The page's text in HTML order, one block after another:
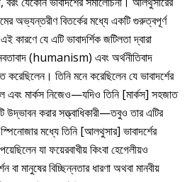
অভ্যন্তরীণ বিতর্কের মধ্যে একটি গুরুত্বপূর্ণ
কারণে যে এটি ভাবাদর্শিক জটিলতা দ্বারা
(humanism) এবং অর্থনীতিবাদ
তিনি মনে করেছিলেন যে ভাবাদর্শের
এবং মার্কস নিজেও—যদিও তিনি [মার্কস] সহজাত
উদ্ভাবন করার সত্ত্বাধিকারী—তবুও তার এটির
মধ্যে তিনি [আলথুসার] ভাবাদর্শের
যা ফয়েরবাখীয় কিংবা হেগেলীয়ও
মানুষের বিচ্ছিন্নতার ধারণা অথবা মানবীয়